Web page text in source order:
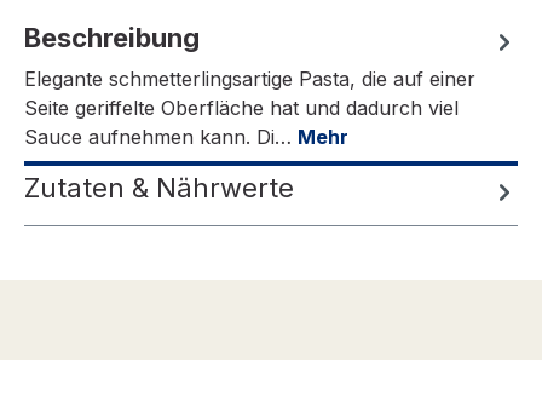
Beschreibung
Elegante schmetterlingsartige Pasta, die auf einer
Seite geriffelte Oberfläche hat und dadurch viel
Sauce aufnehmen kann. Di… Mehr
Zutaten & Nährwerte